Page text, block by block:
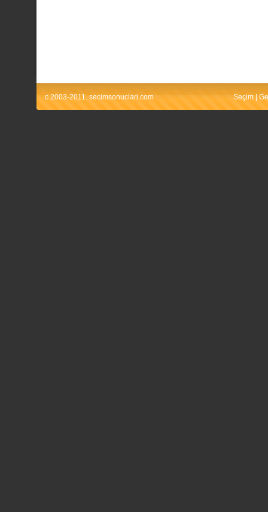
c 2003-2011. secimsonuclari.com Seçim